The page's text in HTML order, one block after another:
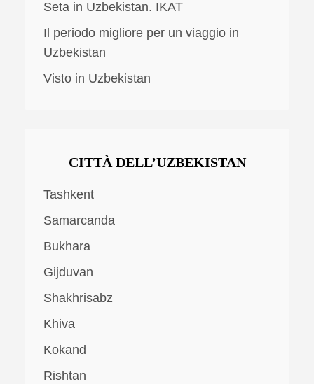
Seta in Uzbekistan. IKAT
Il periodo migliore per un viaggio in
Uzbekistan
Visto in Uzbekistan
CITTÀ DELL’UZBEKISTAN
Tashkent
Samarcanda
Bukhara
Gijduvan
Shakhrisabz
Khiva
Kokand
Rishtan